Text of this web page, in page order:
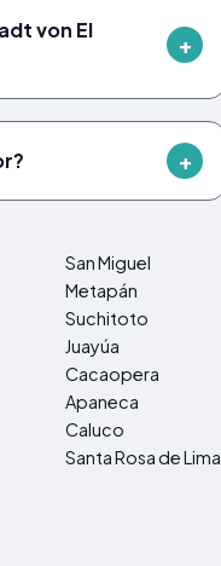
von El
San Miguel
Metapán
Suchitoto
Juayúa
Cacaopera
Apaneca
Caluco
Santa Rosa de Lima